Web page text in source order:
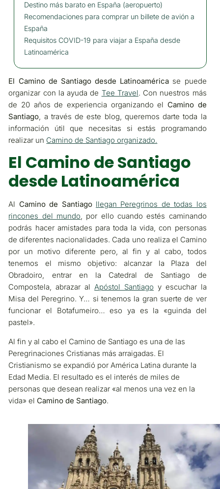
Destino más barato en España (aeropuerto)
Recomendaciones para comprar un billete de avión a
España
Requisitos COVID-19 para viajar a España desde
Latinoamérica
El Camino de Santiago desde Latinoamérica se puede
organizar con la ayuda de Tee Travel. Con nuestros más
de 20 años de experiencia organizando el Camino de
Santiago, a través de este blog, queremos darte toda la
información útil que necesitas si estás programando
realizar un Camino de Santiago organizado.
El Camino de Santiago
desde Latinoamérica
Al Camino de Santiago llegan Peregrinos de todas los
rincones del mundo, por ello cuando estés caminando
podrás hacer amistades para toda la vida, con personas
de diferentes nacionalidades. Cada uno realiza el Camino
por un motivo diferente pero, al fin y al cabo, todos
tenemos el mismo objetivo: alcanzar la Plaza del
Obradoiro, entrar en la Catedral de Santiago de
Compostela, abrazar alApóstol Santiago y escuchar la
Misa del Peregrino. Y… si tenemos la gran suerte de ver
funcionar el Botafumeiro… eso ya es la «guinda del
pastel».
Al fin y al cabo el Camino de Santiago es una de las
Peregrinaciones Cristianas más arraigadas. El
Cristianismo se expandió por América Latina durante la
Edad Media. El resultado es el interés de miles de
personas que desean realizar «al menos una vez en la
vida» el Camino de Santiago.